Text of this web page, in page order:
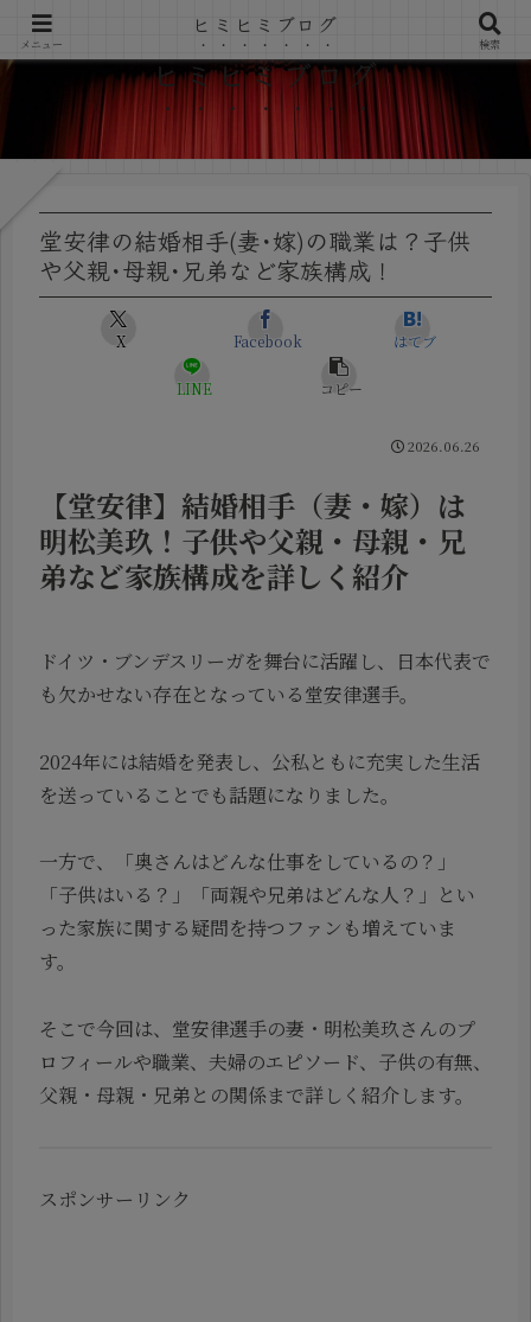
ヒミヒミブログ
堂安律の結婚相手(妻･嫁)の職業は？子供
や父親･母親･兄弟など家族構成！
X Facebook はてブ
LINE コピー
2026.06.26
【堂安律】結婚相手（妻・嫁）は
明松美玖！子供や父親・母親・兄
弟など家族構成を詳しく紹介
ドイツ・ブンデスリーガを舞台に活躍し、日本代表で
も欠かせない存在となっている堂安律選手。
2024年には結婚を発表し、公私ともに充実した生活
を送っていることでも話題になりました。
一方で、「奥さんはどんな仕事をしているの？」
「子供はいる？」「両親や兄弟はどんな人？」とい
った家族に関する疑問を持つファンも増えていま
す。
そこで今回は、堂安律選手の妻・明松美玖さんのプ
ロフィールや職業、夫婦のエピソード、子供の有無、
父親・母親・兄弟との関係まで詳しく紹介します。
スポンサーリンク
メニュー
ヒミヒミブログ
検索